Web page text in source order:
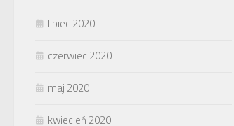
lipiec 2020
czerwiec 2020
maj 2020
kwiecień 2020